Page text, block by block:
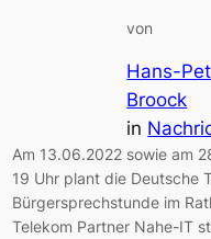
von
Hans-
Broock
in
Am 13.06.2022 sowie am
19 Uhr plant die Deutsche
Bürgersprechstunde im
Telekom Partner Nahe-IT